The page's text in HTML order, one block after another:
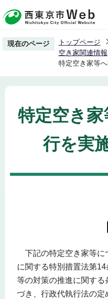
の
ー
の
先
現在のページ トップページ
空き家関連情報
特定空き家等
特定空き
行を実
下記の特定空き家等に
に関する特別措置法第
等の対策の推進に関す
づき、行政代執行法の